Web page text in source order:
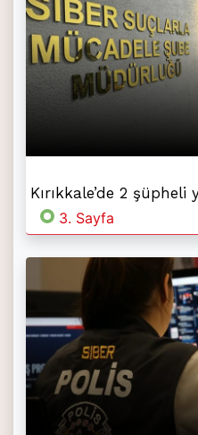
Kırıkkale’de 2 şüpheli
3. Sayfa